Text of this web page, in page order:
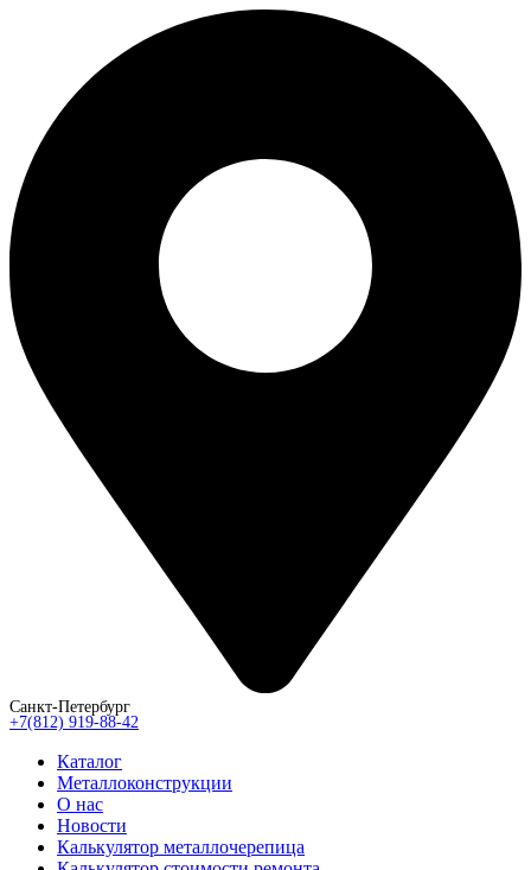
Санкт-Петербург
+7(812) 919-88-42
Каталог
Металлоконструкции
О нас
Новости
Калькулятор металлочерепица